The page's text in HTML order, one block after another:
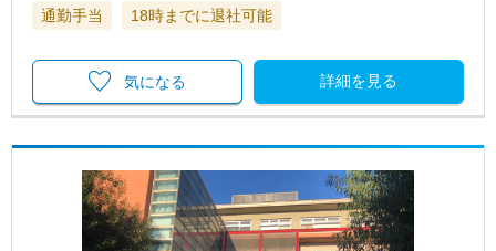
通勤手当 18時までに退社可能
詳細を見る
気になる